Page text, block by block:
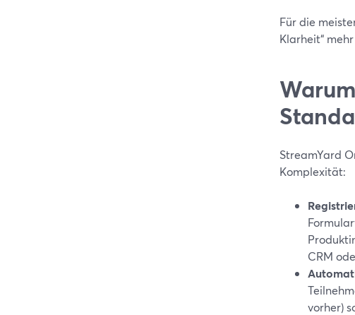
Für die
Klarheit“
StreamYard
Komplexität:
CRM
vorher)